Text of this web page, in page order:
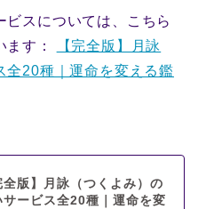
ビスについては、こちら
ます：
【完全版】月詠
全20種｜運命を変える鑑
全版】月詠（つくよみ）の
サービス全20種｜運命を変